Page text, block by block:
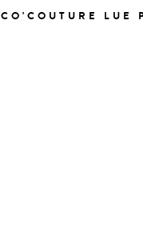
CO'COUTURE LUE